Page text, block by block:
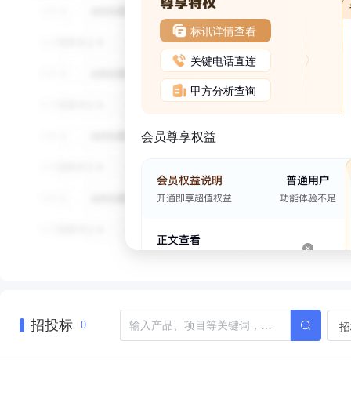
标讯详情查看
关键电话直连
甲方分析查询
会员尊享权益
招投标 0